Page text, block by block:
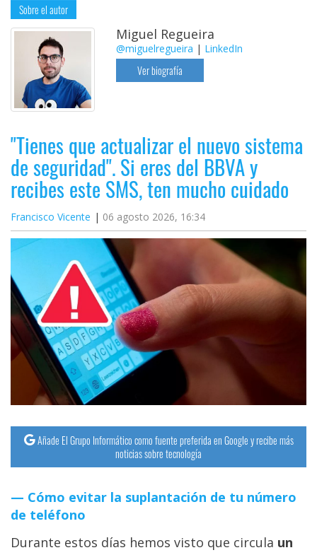
Sobre el autor
Miguel Regueira
@miguelregueira | LinkedIn
Ver biografía
"Tienes que actualizar el nuevo sistema
de seguridad". Si eres del BBVA y
recibes este SMS, ten mucho cuidado
Francisco Vicente 06 agosto 2026, 16:34
Añade El Grupo Informático como fuente preferida en Google y recibe más
noticias sobre tecnología
Cómo evitar la suplantación de tu número
de teléfono
Durante estos días hemos visto que circula un